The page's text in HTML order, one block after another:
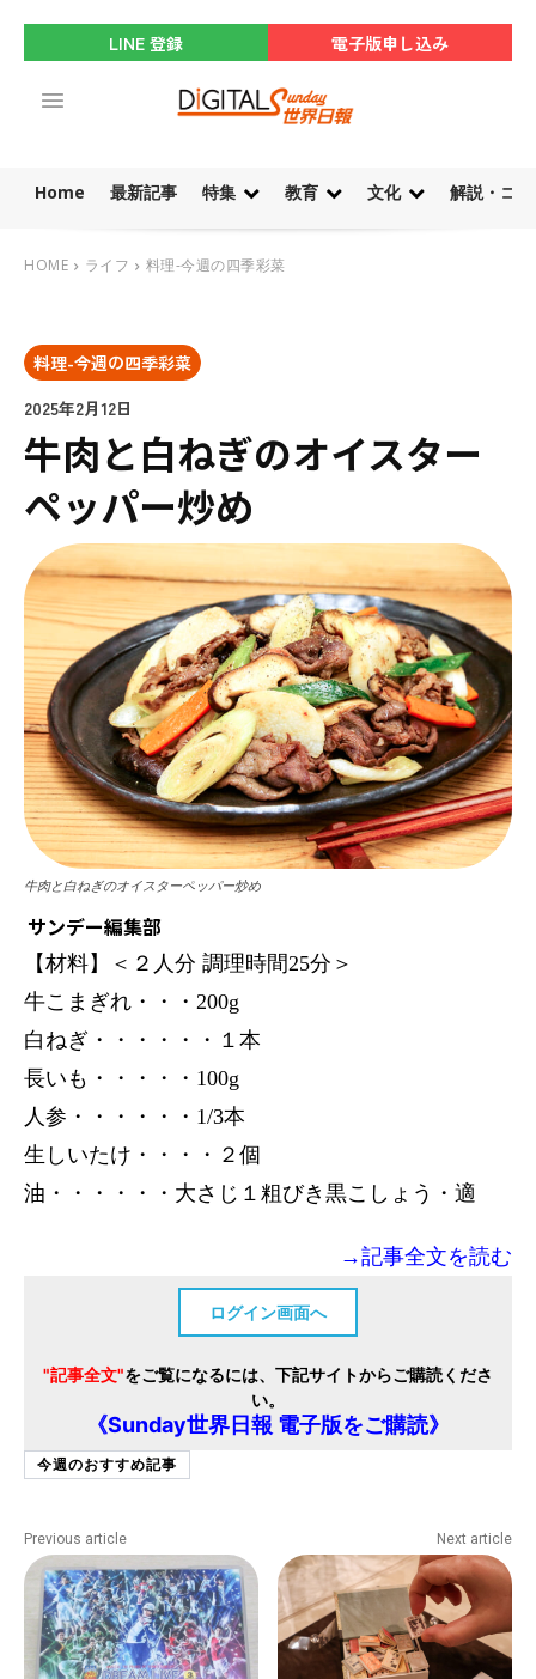
LINE 登録 電子版申し込み
Home 最新記事 特集 教育 文化 解説・コ
HOME ライフ 料理-今週の四季彩菜
料理-今週の四季彩菜
2025年2月12日
牛肉と白ねぎのオイスター
ペッパー炒め
牛肉と白ねぎのオイスターペッパー炒め
サンデー編集部
【材料】＜２人分 調理時間25分＞
牛こまぎれ・・・200g
白ねぎ・・・・・・１本
長いも・・・・・100g
人参・・・・・・1/3本
生しいたけ・・・・２個
油・・・・・・大さじ１粗びき黒こしょう・適
→記事全文を読む
ログイン画面へ
"記事全文"をご覧になるには、下記サイトからご購読くださ
い。
《Sunday世界日報 電子版をご購読》
今週のおすすめ記事
Previous article Next article